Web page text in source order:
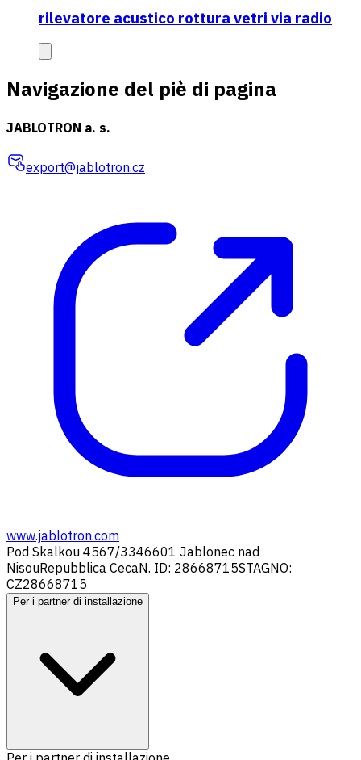
rilevatore acustico rottura vetri via radio
Navigazione del piè di pagina
JABLOTRON a. s.
export@jablotron.cz
www.jablotron.com
Pod Skalkou 4567/3346601 Jablonec nad
NisouRepubblica CecaN. ID: 28668715STAGNO:
CZ28668715
Per i partner di installazione